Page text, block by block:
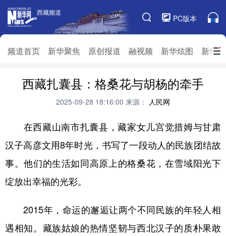
西藏频道
PC版本
频道首页 新华聚焦 原创报道 融视频 新华炫图 新华
西藏频道
频道栏目
频道首页 新华聚焦 原创报道
融视频
新华访谈 新华云直播
对口援藏
生态西藏 文化旅游
乡村振兴
推广信息
西藏扎囊县：格桑花与胡杨的牵手
2025-09-28 18:16:00 来源： 人民网
在西藏山南市扎囊县，藏家女儿宫觉措姆与甘肃
汉子高彦文用8年时光，书写了一段动人的民族团结故
事。他们的生活如同高原上的格桑花，在雪域阳光下
绽放出幸福的光彩。
2015年，命运的邂逅让两个不同民族的年轻人相
遇相知。藏族姑娘的热情坚韧与西北汉子的质朴果敢